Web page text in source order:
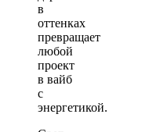
в
оттенках
превращает
любой
проект
в вайб
с
энергетикой.